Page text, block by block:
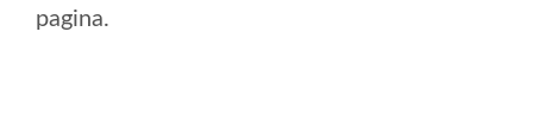
pagina.